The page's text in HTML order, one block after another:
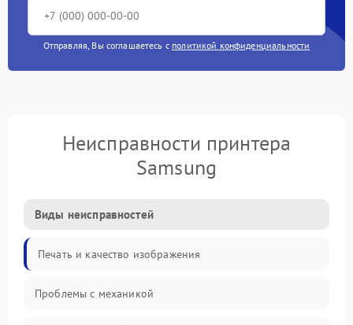
Отправляя, Вы соглашаетесь с политикой конфиденциальности
Неисправности принтера
Samsung
Виды неисправностей
Печать и качество изображения
Проблемы с механикой